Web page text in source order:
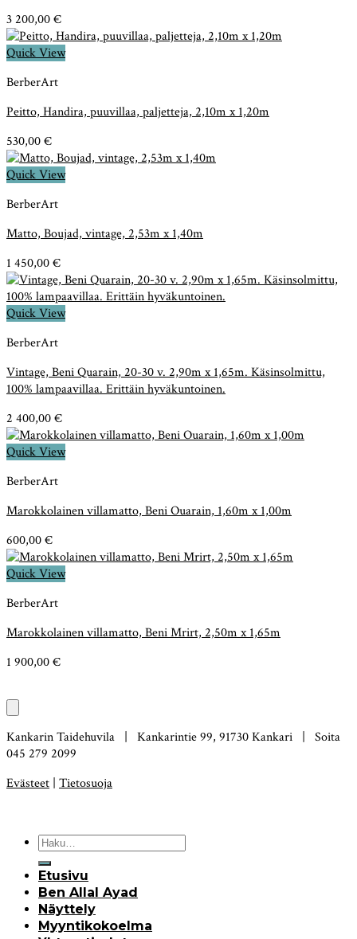
3 200,00€
Quick View
BerberArt
Peitto, Handira, puuvillaa, paljetteja, 2,10m x 1,20m
530,00€
Quick View
BerberArt
Matto, Boujad, vintage, 2,53m x 1,40m
1 450,00€
Quick View
BerberArt
Vintage, Beni Quarain, 20-30 v. 2,90m x 1,65m. Käsinsolmittu,
100% lampaavillaa. Erittäin hyväkuntoinen.
2 400,00€
Quick View
BerberArt
Marokkolainen villamatto, Beni Ouarain, 1,60m x 1,00m
600,00€
Quick View
BerberArt
Marokkolainen villamatto, Beni Mrirt, 2,50m x 1,65m
1 900,00€
Kankarin Taidehuvila | Kankarintie 99, 91730 Kankari | Soita
045 279 2099
Evästeet | Tietosuoja
Etusivu
Ben Allal Ayad
Näyttely
Myyntikokoelma